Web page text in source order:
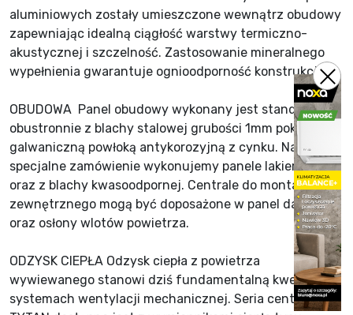
aluminiowych zostały umieszczone wewnątrz obudowy
zapewniając idealną ciągłość warstwy termiczno-
akustycznej i szczelność. Zastosowanie mineralnego
wypełnienia gwarantuje ognioodporność konstrukcji.
OBUDOWA Panel obudowy wykonany jest standardowo
obustronnie z blachy stalowej grubości 1mm pokrytej
galwaniczną powłoką antykorozyjną z cynku. Na
specjalne zamówienie wykonujemy panele lakierowane
oraz z blachy kwasoodpornej. Centrale do montażu
zewnętrznego mogą być doposażone w panel dachowy
oraz osłony wlotów powietrza.
ODZYSK CIEPŁA Odzysk ciepła z powietrza
wywiewanego stanowi dziś fundamentalną kwestię w
systemach wentylacji mechanicznej. Seria central